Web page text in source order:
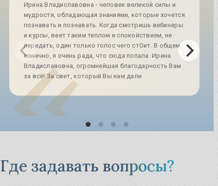
Ирина Владиславовна - человек великой силы и
мудрости, обладающая знаниями, которые хочется
познавать и познавать. Когда смотришь вебинары
и курсы, веет таким теплом и спокойствием, не
передать, один только голос чего стОит. В общем,
конечно, я очень рада, что сюда попала. Ирина
Владиславовна, огромнейшая благодарность Вам
за всё! За свет, который Вы нам дали
Где задавать вопросы?